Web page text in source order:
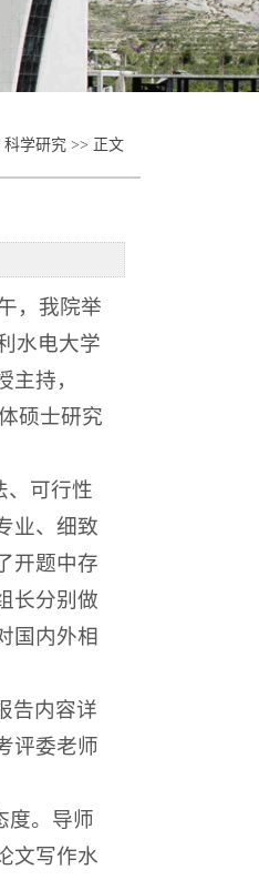
科学研究 >> 正文
，我院举
水电大学
持，
硕士研究
、可行性
业、细致
开题中存
长分别做
国内外相
告内容详
评委老师
度。导师
文写作水